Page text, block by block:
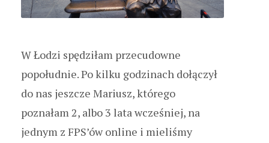
W Łodzi spędziłam przecudowne
popołudnie. Po kilku godzinach dołączył
do nas jeszcze Mariusz, którego
poznałam 2, albo 3 lata wcześniej, na
jednym z FPS’ów online i mieliśmy